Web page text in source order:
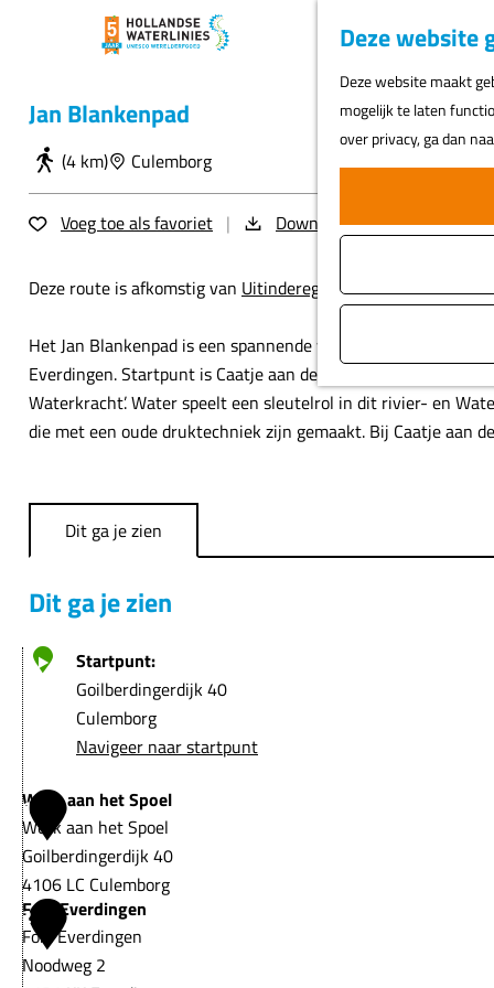
Deze website
Deze website maakt
mogelijk te laten
over privacy, ga dan
Jan Blankenpad
(4 km) Culemborg
Voeg toe als favorietVoeg toe als favoriet
Download GPX
Deze route is afkomstig van Uitinderegio.nl.
Het Jan Blankenpad is een spannende wandelroute door de
Everdingen. Startpunt is Caatje aan de Lek bij Werk aan het
Waterkracht’. Water speelt een sleutelrol in dit rivier- en
die met een oude druktechniek zijn gemaakt. Bij Caatje aan
Dit ga je zien
Dit ga je zien
Startpunt:
Goilberdingerdijk 40
Culemborg
Navigeer naar startpunt
1
Werk aan het Spoel
Werk aan het Spoel
Goilberdingerdijk 40
4106 LC Culemborg
W
e
r
2
Fort Everdingen
Fort Everdingen
Noodweg 2